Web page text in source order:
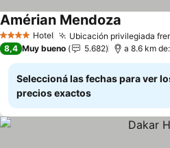
4 EstrellasHotel Ubicación privilegiada
Amérian Mendoza
8,4 Muy bueno 5.682 a 8.6 km
Seleccioná las fechas para ver
precios exactos